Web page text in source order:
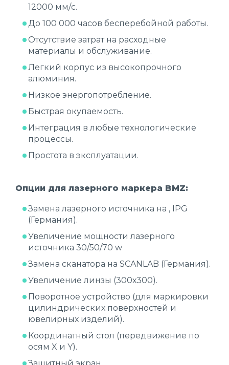
12000 мм/c.
До 100 000 часов бесперебойной работы.
Отсутствие затрат на расходные
материалы и обслуживание.
Легкий корпус из высокопрочного
алюминия.
Низкое энергопотребление.
Быстрая окупаемость.
Интеграция в любые технологические
процессы.
Простота в эксплуатации.
Опции для лазерного маркера BMZ:
Замена лазерного источника на , IPG
(Германия).
Увеличение мощности лазерного
источника 30/50/70 w
Замена сканатора на SCANLAB (Германия).
Увеличение линзы (300х300).
Поворотное устройство (для маркировки
цилиндрических поверхностей и
ювелирных изделий).
Координатный стол (передвижение по
осям X и Y).